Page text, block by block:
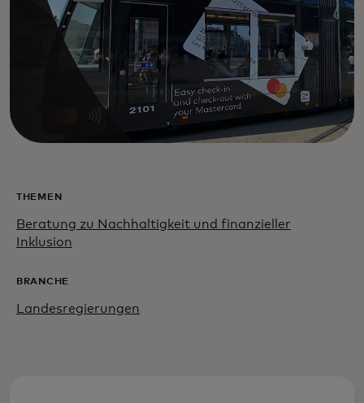
THEMEN
Beratung zu Nachhaltigkeit und finanzieller
Inklusion
BRANCHE
Landesregierungen